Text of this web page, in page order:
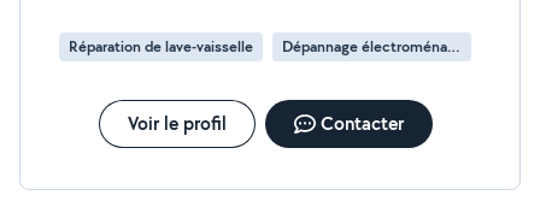
Réparation de lave-vaisselle Dépannage électroménager
Voir le profil Contacter